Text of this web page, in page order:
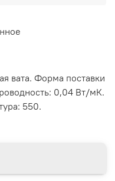
вата. Форма поставки
0,04 Вт/мК.
550.